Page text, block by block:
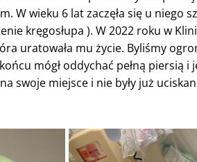
W wieku 6 lat zaczęła się u niego
kręgosłupa ). W 2022 roku w
uratowała mu życie. Byliśmy
mógł oddychać pełną piersią i
swoje miejsce i nie były już